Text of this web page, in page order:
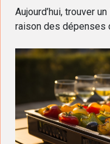
Aujourd’hui, trouver
raison des dépenses